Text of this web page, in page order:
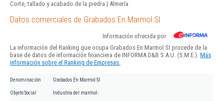
Corte, tallado y acabado de la piedra | Almería
Datos comerciales de Grabados En Marmol Sl
Información ofrecida por
La información del Ranking que ocupa Grabados En Marmol Sl procede de la
base de datos de información financiera de INFORMA D&B S.A.U. (S.M.E.). Más
información sobre el Ranking de Empresas.
Denominación Grabados En Marmol Sl
Objeto Social Industria del marmol-.